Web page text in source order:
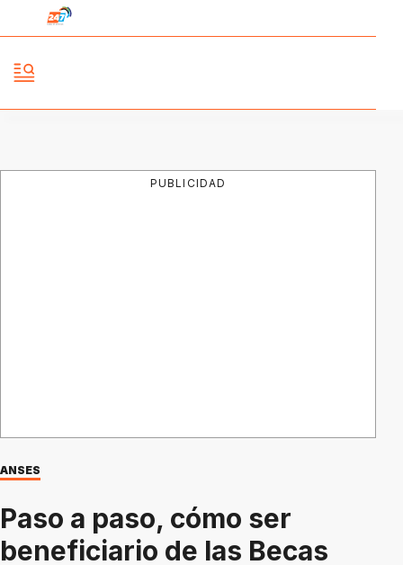
PUBLICIDAD
ANSES
Paso a paso, cómo ser
beneficiario de las Becas